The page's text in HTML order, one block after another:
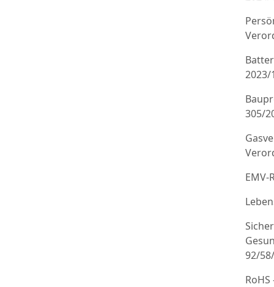
2023/
305/
EMV-
92/